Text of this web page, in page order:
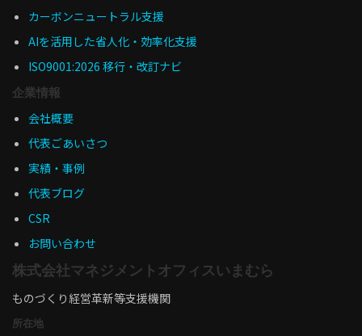
カーボンニュートラル支援
AIを活用した省人化・効率化支援
ISO9001:2026 移行・改訂ナビ
企業情報
会社概要
代表ごあいさつ
実績・事例
代表ブログ
CSR
お問い合わせ
株式会社マネジメントオフィスいまむら
ものづくり経営革新等支援機関
所在地